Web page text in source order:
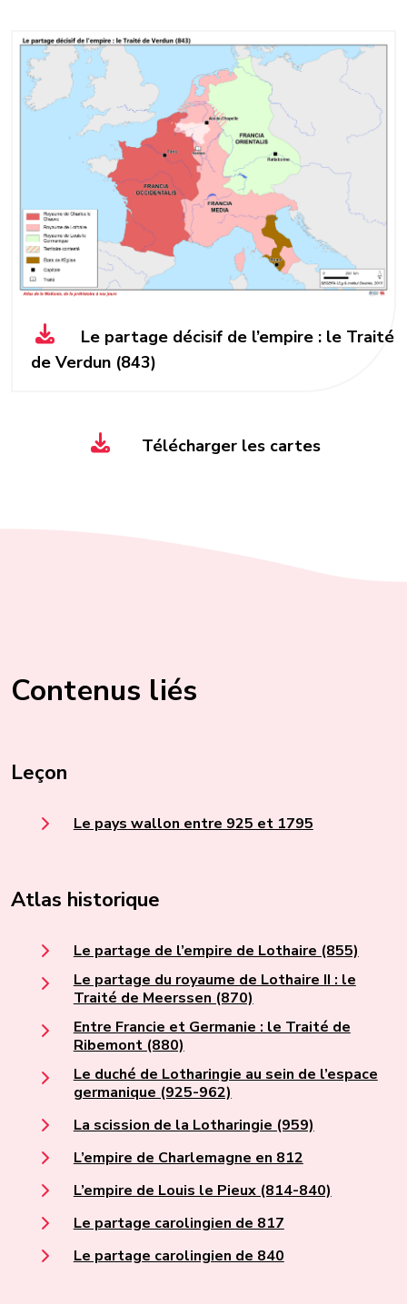
Le partage décisif de l’empire : le Traité
de Verdun (843)
Télécharger les cartes
Contenus liés
Leçon
Le pays wallon entre 925 et 1795
Atlas historique
Le partage de l’empire de Lothaire (855)
Le partage du royaume de Lothaire II : le
Traité de Meerssen (870)
Entre Francie et Germanie : le Traité de
Ribemont (880)
Le duché de Lotharingie au sein de l’espace
germanique (925-962)
La scission de la Lotharingie (959)
L’empire de Charlemagne en 812
L’empire de Louis le Pieux (814-840)
Le partage carolingien de 817
Le partage carolingien de 840